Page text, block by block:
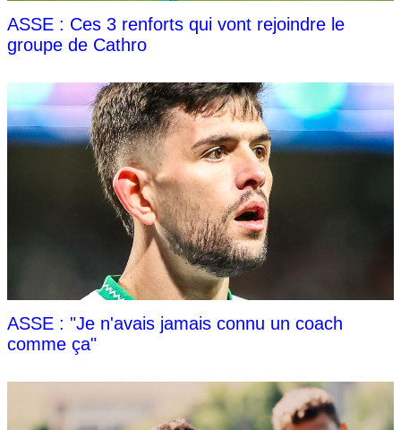
ASSE : Ces 3 renforts qui vont rejoindre le
groupe de Cathro
ASSE : "Je n'avais jamais connu un coach
comme ça"